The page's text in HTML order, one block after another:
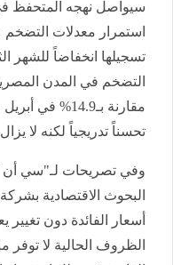
سيواصل نهجه المتحفظ
استمرار معدلات
تسجيلها انخفاضاً للشهر
مقارنة
تحسناً تدريجياً لكنه لا
وفي تصريحات لـ"سي أن
البحوث الاقتصادية بشركة
أسعار الفائدة دون تغيير
الظروف الحالية لا